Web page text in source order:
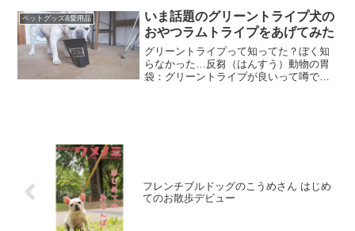
を犬のフードボウルにした結果食べる体
勢の良さは犬に...
ペットグッズ&愛用品
いま話題のグリーントライプ犬の
おやつラムトライプをあげてみた
グリーントライプって知ってた？ぼく知
らなかった…反芻（はんすう）動物の胃
袋：グリーントライプが良いって噂で
フレンチブルドッグのこうめさん はじめ
てのお散歩デビュー